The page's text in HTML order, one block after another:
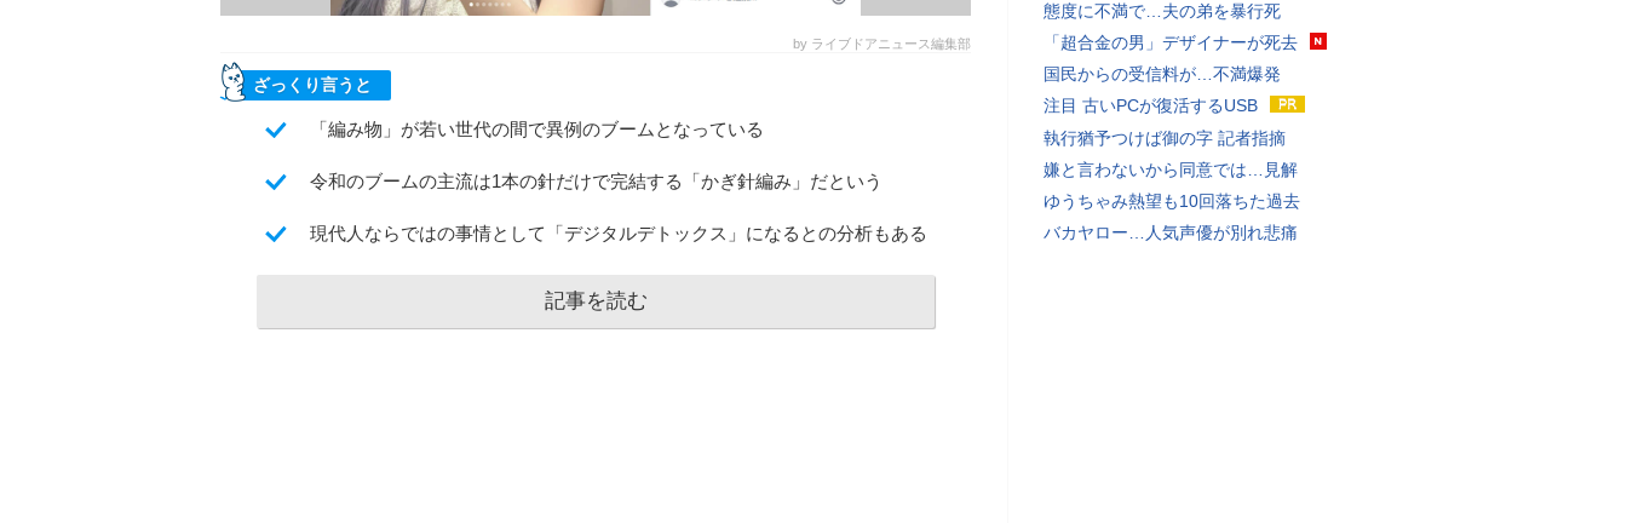
by ライブドアニュース編集部
ざっくり言うと
「編み物」が若い世代の間で異例のブームとなっている
令和のブームの主流は1本の針だけで完結する「かぎ針編み」だという
現代人ならではの事情として「デジタルデトックス」になるとの分析もある
記事を読む
態度に不満で…夫の弟を暴行死
「超合金の男」デザイナーが死去
国民からの受信料が…不満爆発
注目 古いPCが復活するUSB
執行猶予つけば御の字 記者指摘
嫌と言わないから同意では…見解
ゆうちゃみ熱望も10回落ちた過去
バカヤロー…人気声優が別れ悲痛